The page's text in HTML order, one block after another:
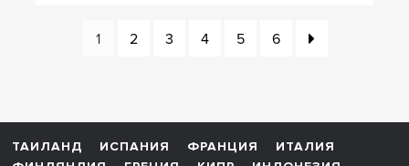
1 2 3 4 5 6
ТАИЛАНД ИСПАНИЯ ФРАНЦИЯ
ИТАЛИЯ